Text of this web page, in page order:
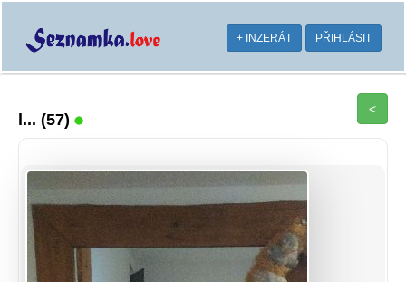
+ INZERÁT PŘIHLÁSIT
l... (57)
<